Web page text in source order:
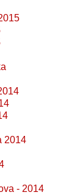
2014
- 2014